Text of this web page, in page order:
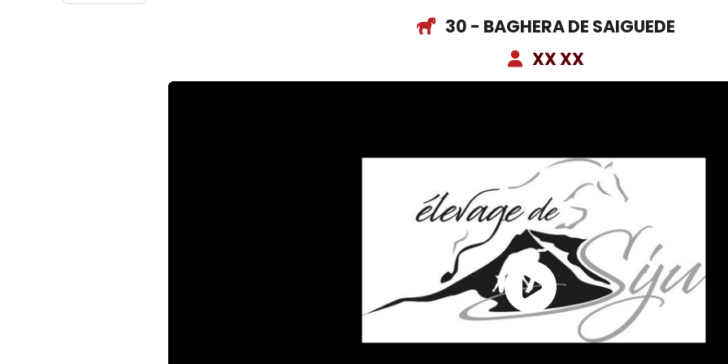
30 - BAGHERA DE SAIGUEDE
XX XX